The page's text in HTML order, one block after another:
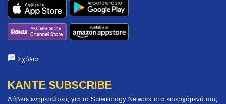
Σχόλια
ΚΑΝΤΕ SUBSCRIBE
Λάβετε ενημερώσεις για το Scientology Network στα εισερχόμενά σας